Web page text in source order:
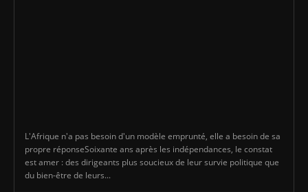
L'Afrique n'a pas besoin d'un modèle emprunté, elle a besoin de sa
propre réponseSoixante ans après les indépendances, le constat
est amer : des dirigeants plus soucieux de leur survie politique que
du bien-être de leurs...